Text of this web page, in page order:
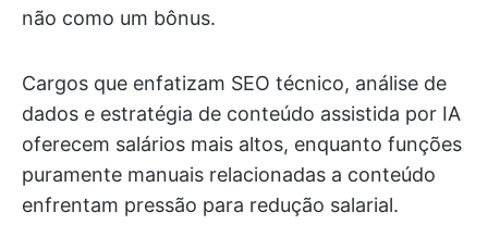
não como um bônus.
Cargos que enfatizam SEO técnico, análise de
dados e estratégia de conteúdo assistida por IA
oferecem salários mais altos, enquanto funções
puramente manuais relacionadas a conteúdo
enfrentam pressão para redução salarial.